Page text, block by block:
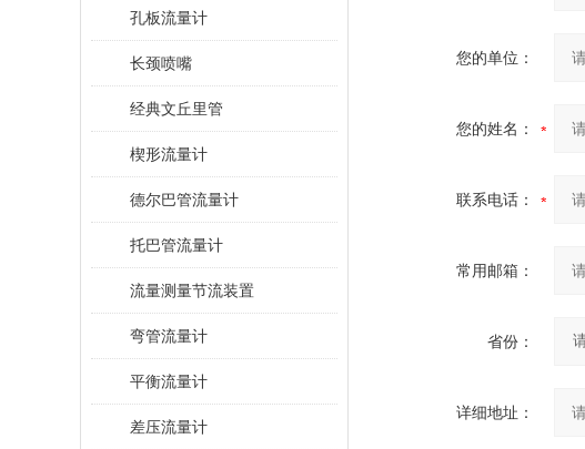
孔板流量计
长颈喷嘴
经典文丘里管
楔形流量计
德尔巴管流量计
托巴管流量计
流量测量节流装置
弯管流量计
平衡流量计
差压流量计
您的单位：
您的姓名：
联系电话：
常用邮箱：
省份：
详细地址：